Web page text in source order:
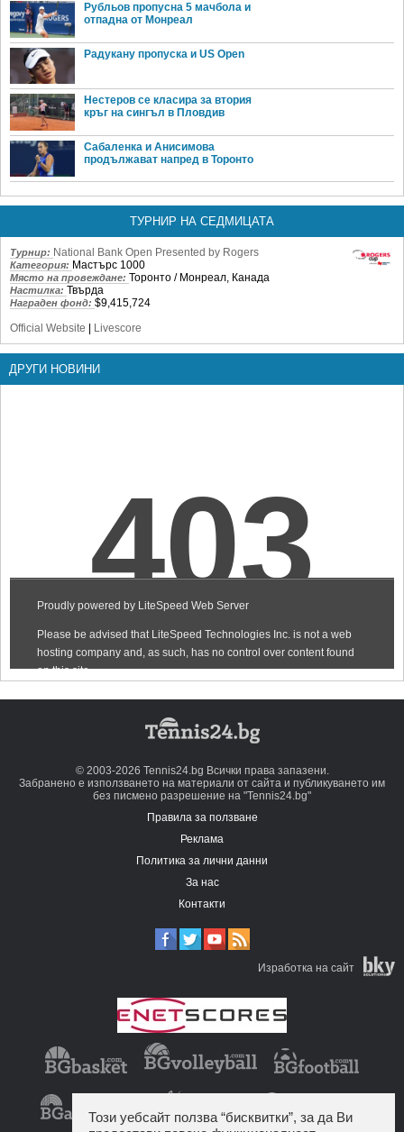
Рубльов пропусна 5 мачбола и
отпадна от Монреал
Радукану пропуска и US Open
Нестеров се класира за втория
кръг на сингъл в Пловдив
Сабаленка и Анисимова
продължават напред в Торонто
ТУРНИР НА СЕДМИЦАТА
Турнир: National Bank Open Presented by Rogers
Категория: Мастърс 1000
Място на провеждане: Торонто / Монреал, Канада
Настилка: Твърда
Награден фонд: $9,415,724
Official Website
Livescore
ДРУГИ НОВИНИ
© 2003-2026 Tennis24.bg Всички права запазени.
Забранено е използването на материали от сайта и публикуването им
без писмено разрешение на "Tennis24.bg"
Правила за ползване
Реклама
Политика за лични данни
За нас
Контакти
Изработка на сайт
Този уебсайт ползва “бисквитки”, за да Ви